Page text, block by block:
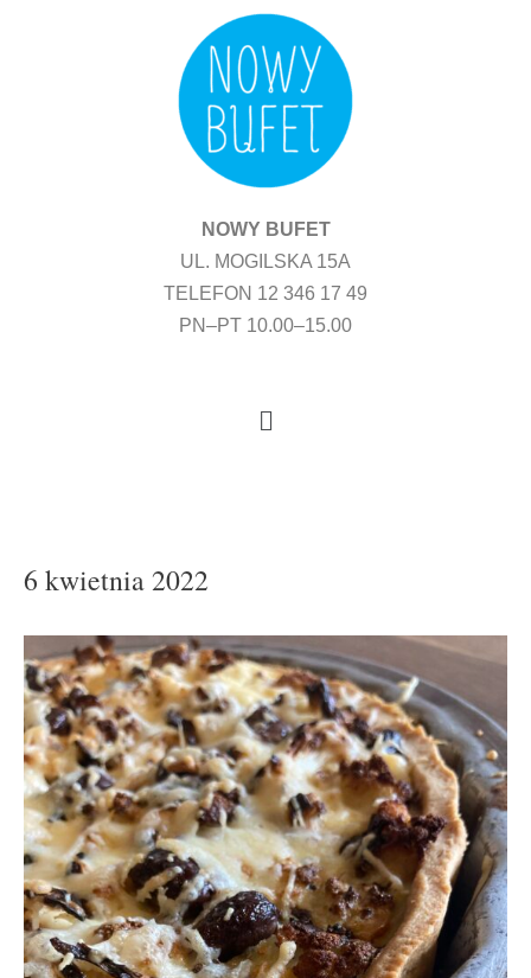
NOWY BUFET
UL. MOGILSKA 15A
TELEFON 12 346 17 49
PN–PT 10.00–15.00
Menu
6 kwietnia 2022